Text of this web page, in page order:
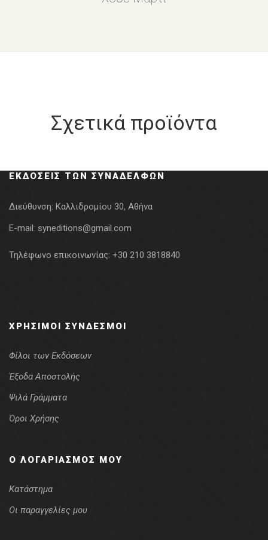
Σχετικά προϊόντα
ΕΚΔΌΣΕΙΣ ΤΩΝ ΣΥΝΑΔΈΛΦΩΝ
Διεύθυνση: Καλλιδρομίου 30, Αθήνα
E-mail: syneditions@gmail.com
Τηλέφωνο επικοινωνίας: +30 210 3818840
ΧΡΉΣΙΜΟΙ ΣΎΝΔΕΣΜΟΙ
Φίλοι των Εκδόσεων
Έξοδα Αποστολής
Ψιλά Γράμματα
Όροι Χρήσης
Ο ΛΟΓΑΡΙΑΣΜΌΣ ΜΟΥ
Κατάστημα
Οι παραγγελίες μου